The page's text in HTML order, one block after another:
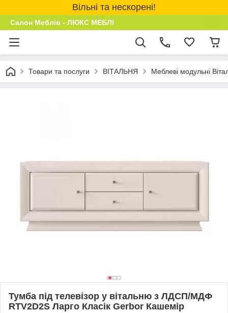
Вільні та нескорені!
Салон Меблів - ЛЮКС МЕБЛІ
Товари та послуги ВІТАЛЬНЯ Меблеві модульні
Тумба під телевізор у вітальню з ЛДСП/МДФ
RTV2D2S Ларго Класік Gerbor Кашемір